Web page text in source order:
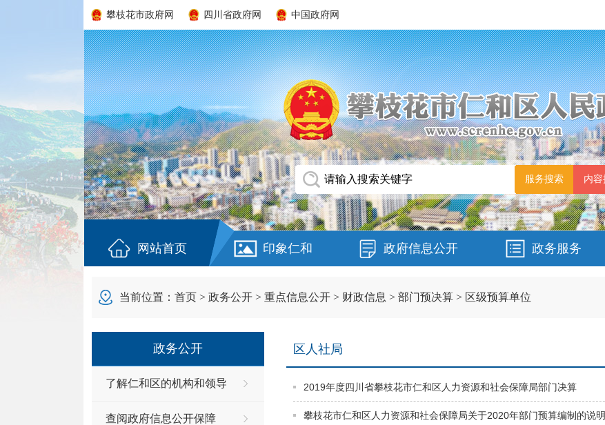
攀枝花市政府网 四川省政府网 中国政府网
网站首页 印象仁和 政府信息公开 政务服务
当前位置： 首页 > 政务公开 > 重点信息公开 > 财政信息 > 部门预决算 > 区级预算单位
政务公开
了解仁和区的机构和领导
查阅政府信息公开保障
区人社局
2019年度四川省攀枝花市仁和区人力资源和社会保障局部门决算
攀枝花市仁和区人力资源和社会保障局关于2020年部门预算编制的说明